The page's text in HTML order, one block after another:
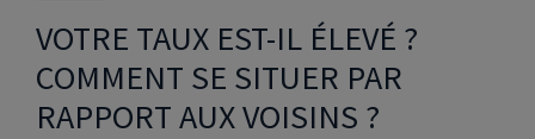
VOTRE TAUX EST-IL ÉLEVÉ ?
COMMENT SE SITUER PAR
RAPPORT AUX VOISINS ?